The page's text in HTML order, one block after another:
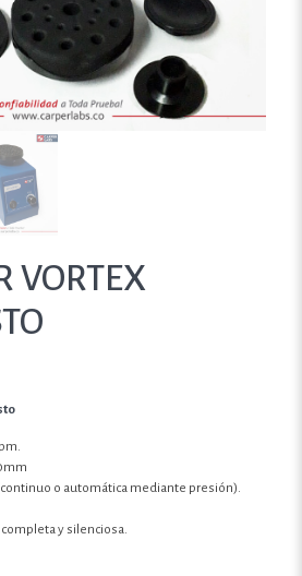
VORTEX
o automática mediante presión).
y silenciosa.